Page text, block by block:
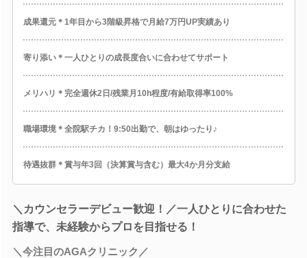
成果還元＊1年目から3階級昇格で月給7万円UP実績あり
寄り添い＊一人ひとりの成長度合いに合わせてサポート
メリハリ＊完全週休2日/残業月10h程度/有給取得率100%
職場環境＊全院駅チカ！9:50出勤で、朝はゆったり♪
待遇抜群＊賞与年3回（決算賞与含む）最大4か月分支給
＼カウンセラーデビュー歓迎！／一人ひとりに合わせた
指導で、未経験からプロを目指せる！
＼今注目のAGAクリニック／